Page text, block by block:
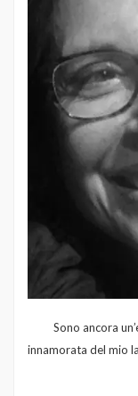
Sono ancora
innamorata del mio